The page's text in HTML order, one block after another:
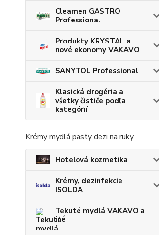
Cleamen GASTRO
Professional
Produkty KRYSTAL a
nové ekonomy VAKAVO
SANYTOL Professional
Klasická drogéria a
všetky čističe podľa
kategórií
Krémy mydlá pasty dezi na ruky
Hotelová kozmetika
Krémy, dezinfekcie
ISOLDA
Tekuté mydlá VAKAVO a
iné